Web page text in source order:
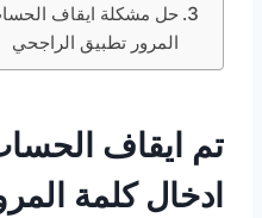
حل مشكلة ايقاف
المرور تطبيق الراجحي
تم ايقاف
ادخال كلمة